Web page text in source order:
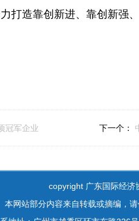
打造靠创新进、靠创新强
冠军企业 下一个：
copyright 广东国际经
本网站部分内容来自转载或摘编，